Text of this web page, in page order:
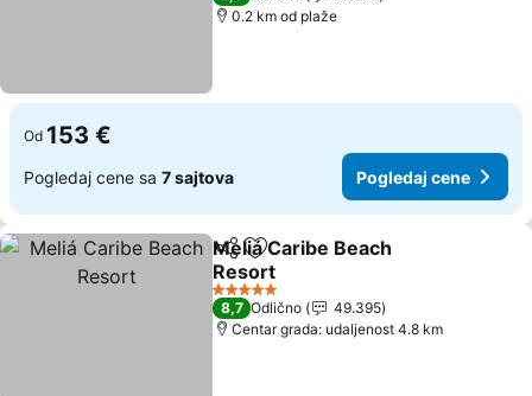
0.2 km od plaže
Od 153 €
Pogledaj cene sa 7 sajtova Pogledaj cene
Deli Dodati u favorite
Meliá Caribe Beach
Resort
5 Zvezdice
8,7 Odlično
49.395
Centar grada: udaljenost 4.8 km